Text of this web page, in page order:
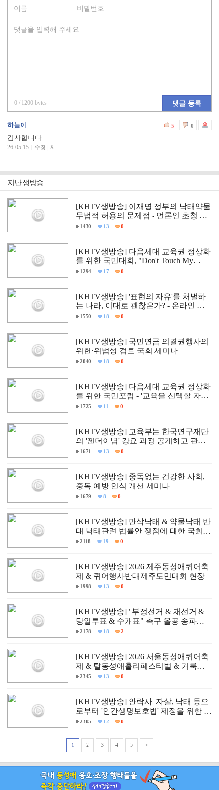
0 / 1200 bytes 댓글 등록
하늘이 5 0
감사합니다
26-05-15 수정 X
지난 생방송
[KHTV생방송] 이재명 정부의 낙태약물
무법적 허용의 문제점 - 언론인 초청 긴
급 학술 세미나
1430 13 0
[KHTV생방송] 다음세대 교육권 정상화
를 위한 국민대회, "Don't Touch My
Child."
1294 17 0
[KHTV생방송] '표현의 자유'를 처벌하
는 나라, 이대로 괜찮은가? - 온라인 입
틀막법 폐지 촉구 국회토론회
1550 18 0
[KHTV생방송] 국민연금 의결권행사의
위헌·위법성 검토 국회 세미나
2040 18 0
[KHTV생방송] 다음세대 교육권 정상화
를 위한 국민포럼 - '교육을 선택할 자유,
다르게 배울 권리'
1725 11 0
[KHTV생방송] 교육부는 한국연구재단
의 '젠더이념' 강요 과정 공개하고 관련
자 즉각 문책하라!
1671 13 0
[KHTV생방송] 중독없는 건강한 사회,
중독 예방 인식 개선 세미나
1679 8 0
[KHTV생방송] 만삭낙태 & 약물낙태 반
대 낙태관련 법률안 쟁점에 대한 국회
학술세미나
2118 19 0
[KHTV생방송] 2026 제주동성애퀴어축
제 & 퀴어행사반대제주도민대회 현장
1998 13 0
[KHTV생방송] "부정선거 & 재선거 &
당일투표 & 수개표" 촉구 올공 송파구
개표소 민주항쟁 현장
2178 18 2
[KHTV생방송] 2026 서울동성애퀴어축
제 & 탈동성애홀리페스티벌 & 거룩한
방파제통합국민대회 현장
2345 13 0
[KHTV생방송] 안락사, 자살, 낙태 등으
로부터 '인간생명보호법' 제정을 위한 국
회 학술세미나
2305 12 0
1 2 3 4 5 >